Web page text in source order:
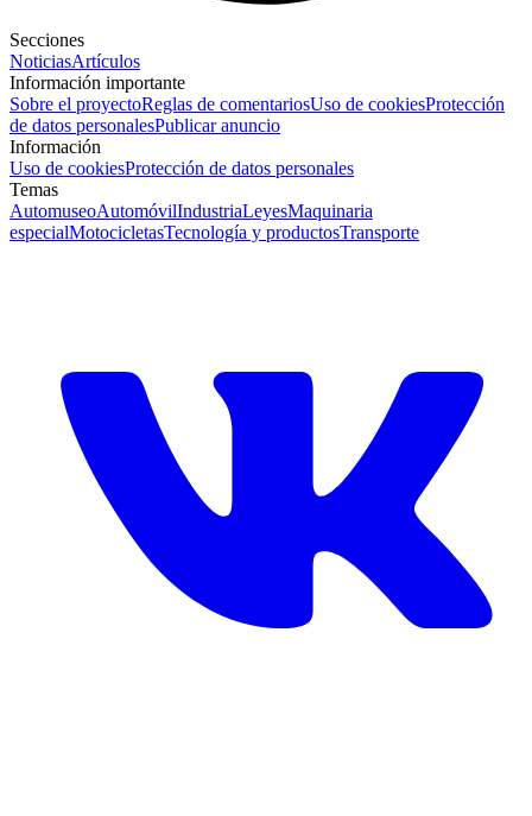
Secciones
NoticiasArtículos
Información importante
Sobre el proyectoReglas de comentariosUso de cookiesProtección
de datos personalesPublicar anuncio
Información
Uso de cookiesProtección de datos personales
Temas
AutomuseoAutomóvilIndustriaLeyesMaquinaria
especialMotocicletasTecnología y productosTransporte